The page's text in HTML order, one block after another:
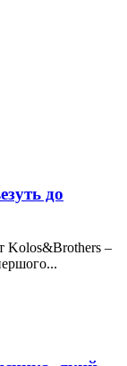
до
Kolos&Brothers –